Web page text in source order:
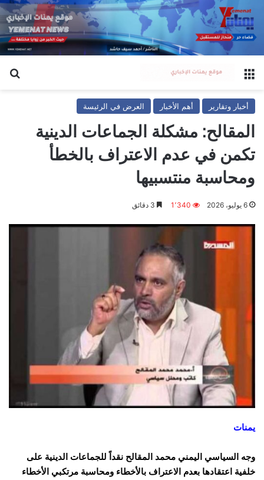
القائمة
أخبار وتقارير أهم الأخبار العرض في الرئيسة
المقالح: مشكلة الجماعات الدينية
تكمن في عدم الاعتراف بالخطأ
ومحاسبة منتسبيها
6 يوليو، 2026 1٬340
يمنات
وجه السياسي اليمني محمد المقالح نقداً للجماعات الدينية على
خلفية اعتقادها بعدم الاعتراف بالأخطاء ومحاسبة مرتكبي الأخطاء